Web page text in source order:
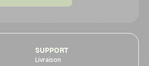
SUPPORT
Livraison